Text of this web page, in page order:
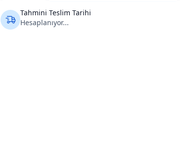
Tahmini Teslim Tarihi
Hesaplanıyor...